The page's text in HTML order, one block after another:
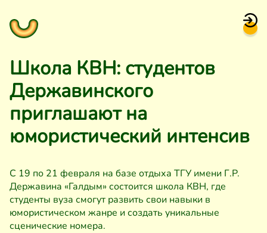
Школа КВН: студентов
Державинского
приглашают на
юмористический интенсив
С 19 по 21 февраля на базе отдыха ТГУ имени Г.Р.
Державина «Галдым» состоится школа КВН, где
студенты вуза смогут развить свои навыки в
юмористическом жанре и создать уникальные
сценические номера.